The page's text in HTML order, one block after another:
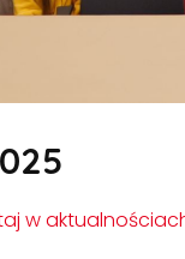
w